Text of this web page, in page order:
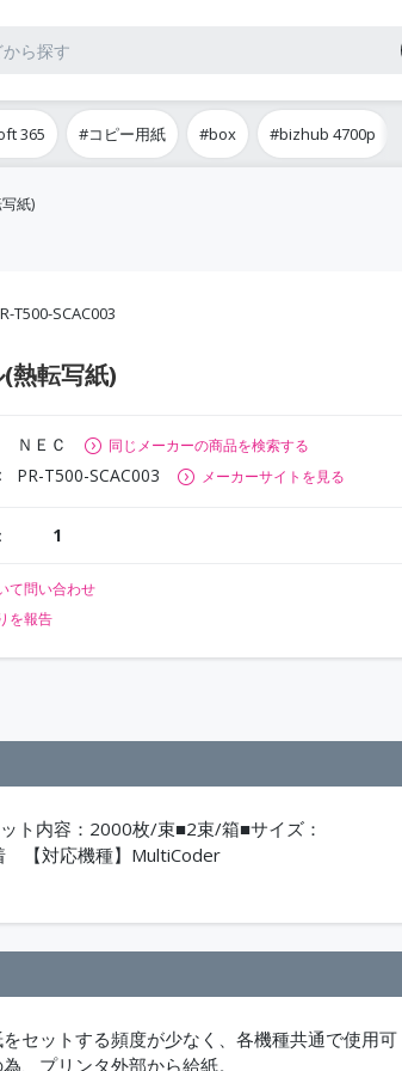
365 #コピー用紙 #box #bizhub 4700p
紙)
T500-SCAC003
熱転写紙)
ＮＥＣ 同じメーカーの商品を検索する
PR-T500-SCAC003 メーカーサイトを見る
1
て問い合わせ
を報告
ト内容：2000枚/束■2束/箱■サイズ：
【対応機種】MultiCoder
セットする頻度が少なく、各機種共通で使用可
、プリンタ外部から給紙。